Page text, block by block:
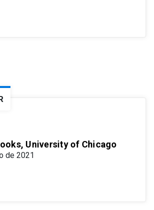
University of Chicago
de 2021